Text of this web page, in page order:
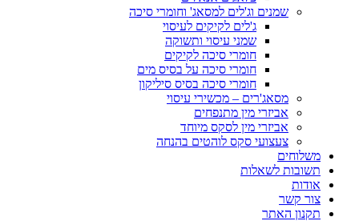
שמנים וג'לים למסאג' וחומרי סיכה
ג'לים לקיקים לעיסוי
שמני עיסוי ותשוקה
חומרי סיכה לקיקים
חומרי סיכה על בסיס מים
חומרי סיכה בסיס סיליקון
מסאג'רים – מכשירי עיסוי
אביזרי מין מתנפחים
אביזרי מין לסקס מיוחד
צעצועי סקס לוהטים בהנחה
משלוחים
תשובות לשאלות
אודות
צור קשר
תקנון האתר